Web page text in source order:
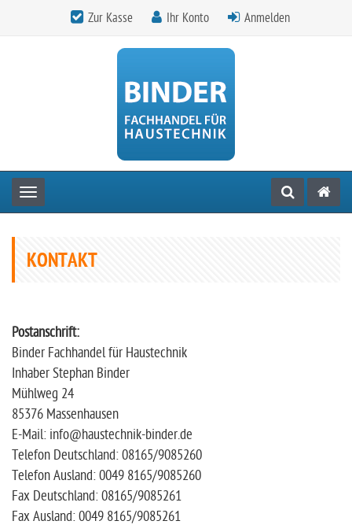
Zur Kasse Ihr Konto Anmelden
Toggle navigation
KONTAKT
Postanschrift:
Binder Fachhandel für Haustechnik
Inhaber Stephan Binder
Mühlweg 24
85376 Massenhausen
E-Mail: info@haustechnik-binder.de
Telefon Deutschland: 08165/9085260
Telefon Ausland: 0049 8165/9085260
Fax Deutschland: 08165/9085261
Fax Ausland: 0049 8165/9085261